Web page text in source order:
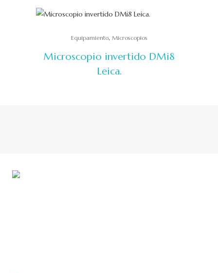
Equipamiento, Microscopios
Microscopio invertido DMi8
Leica.